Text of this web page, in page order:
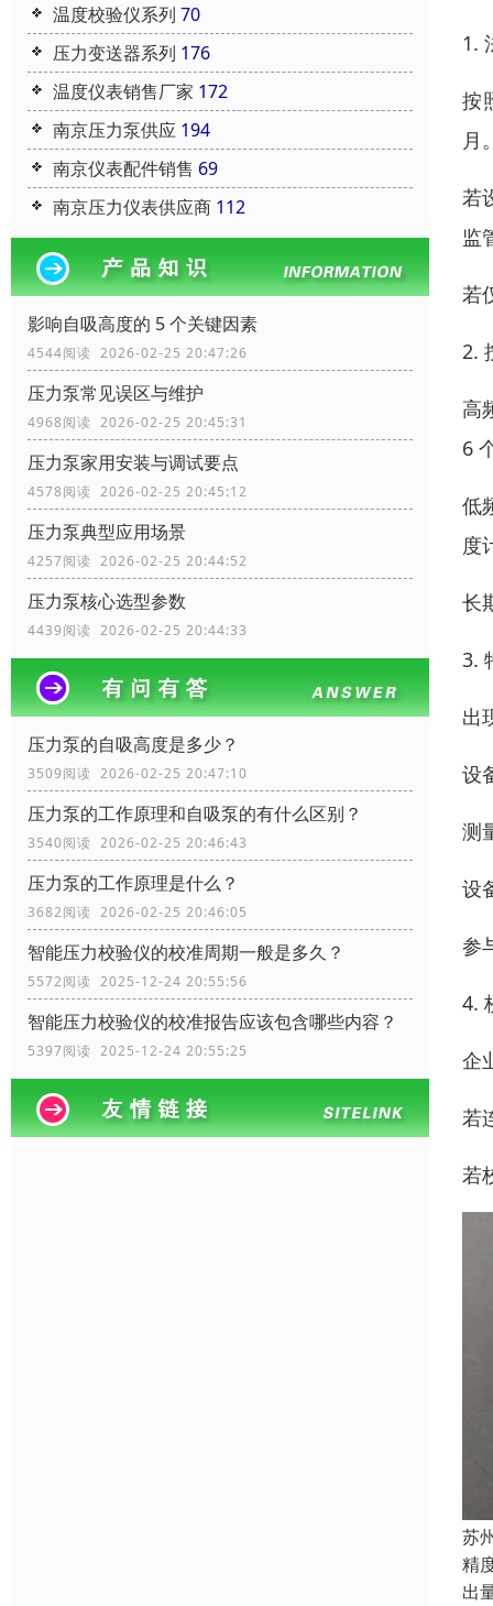
温度校验仪系列 70
压力变送器系列 176
温度仪表销售厂家 172
南京压力泵供应 194
南京仪表配件销售 69
南京压力仪表供应商 112
影响自吸高度的 5 个关键因素
4544阅读 2026-02-25 20:47:26
压力泵常见误区与维护
4968阅读 2026-02-25 20:45:31
压力泵家用安装与调试要点
4578阅读 2026-02-25 20:45:12
压力泵典型应用场景
4257阅读 2026-02-25 20:44:52
压力泵核心选型参数
4439阅读 2026-02-25 20:44:33
压力泵的自吸高度是多少？
3509阅读 2026-02-25 20:47:10
压力泵的工作原理和自吸泵的有什么区别？
3540阅读 2026-02-25 20:46:43
压力泵的工作原理是什么？
3682阅读 2026-02-25 20:46:05
智能压力校验仪的校准周期一般是多久？
5572阅读 2025-12-24 20:55:56
智能压力校验仪的校准报告应该包含哪些内容？
5397阅读 2025-12-24 20:55:25
1.
按
月
若
监
若
2.
高
6
低
度
长
3.
出
设
测
设
参
4.
企
若
若
苏
精
出